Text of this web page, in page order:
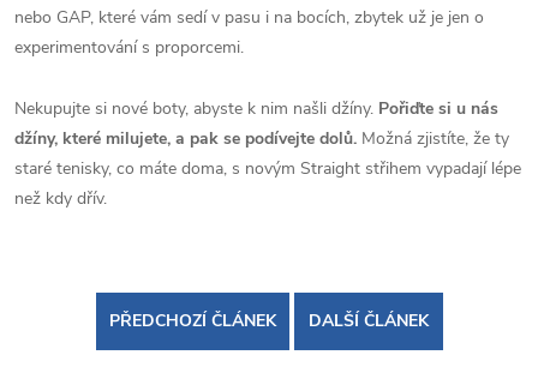
nebo GAP, které vám sedí v pasu i na bocích, zbytek už je jen o
experimentování s proporcemi.
Nekupujte si nové boty, abyste k nim našli džíny. Pořiďte si u nás
džíny, které milujete, a pak se podívejte dolů. Možná zjistíte, že ty
staré tenisky, co máte doma, s novým Straight střihem vypadají lépe
než kdy dřív.
PŘEDCHOZÍ ČLÁNEK DALŠÍ ČLÁNEK